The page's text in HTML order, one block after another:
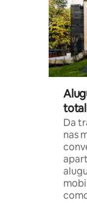
Da
nas